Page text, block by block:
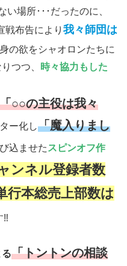
場所･･･だったのに、
戦布告により 我々師団は
の欲をシャオロンたちに
つつ、
時々協力もした
○○の主役は我々
ー化し「魔入りまし
込ませた スピンオフ作
ンネル登録者数
行本総売上部数は
‼
「トントンの相談